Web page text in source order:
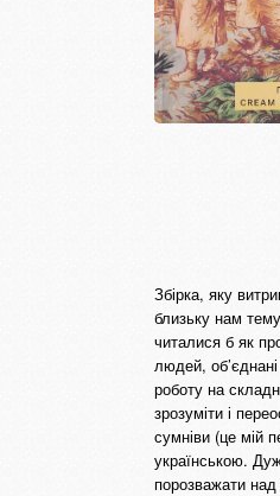
Збірка, яку
близьку нам
читалися б як
людей,
роботу на
зрозуміти і
сумніви (це мій
українською.
порозважати